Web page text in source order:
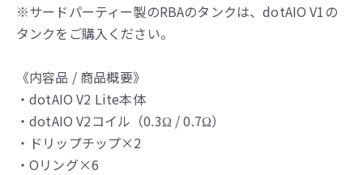
※サードパーティー製のRBAのタンクは、dotAIO V1の
タンクをご購入ください。
《内容品 / 商品概要》
・dotAIO V2 Lite本体
・dotAIO V2コイル（0.3Ω / 0.7Ω）
・ドリップチップ×2
・Oリング×6